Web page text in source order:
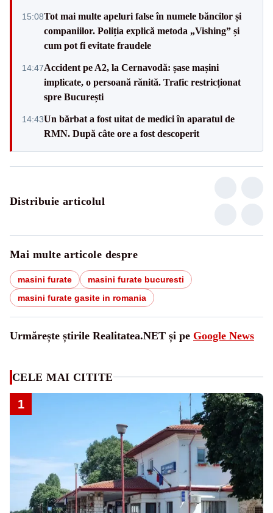
15:08Tot mai multe apeluri false în numele băncilor și
companiilor. Poliția explică metoda „Vishing” și
cum pot fi evitate fraudele
14:47Accident pe A2, la Cernavodă: șase mașini
implicate, o persoană rănită. Trafic restricționat
spre București
14:43Un bărbat a fost uitat de medici în aparatul de
RMN. După câte ore a fost descoperit
Distribuie articolul
Mai multe articole despre
masini furate
masini furate bucuresti
masini furate gasite in romania
Urmărește știrile Realitatea.NET și pe Google News
CELE MAI CITITE
1